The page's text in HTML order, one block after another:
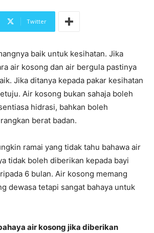
Twitter
baik untuk kesihatan. Jika
air kosong dan air bergula pastinya
Jika ditanya kepada pakar kesihatan
Air kosong bukan sahaja boleh
hidrasi, bahkan boleh
berat badan.
ramai yang tidak tahu bahawa air
tidak boleh diberikan kepada bayi
6 bulan. Air kosong memang
dewasa tetapi sangat bahaya untuk
air kosong jika diberikan